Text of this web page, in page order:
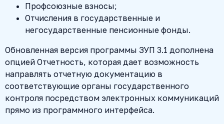
Профсоюзные взносы;
Отчисления в государственные и
негосударственные пенсионные фонды.
Обновленная версия программы ЗУП 3.1 дополнена
опцией Отчетность, которая дает возможность
направлять отчетную документацию в
соответствующие органы государственного
контроля посредством электронных коммуникаций
прямо из программного интерфейса.